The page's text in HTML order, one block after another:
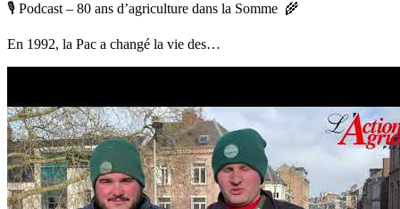
🎙️ Podcast – 80 ans d’agriculture dans la Somme 🌾
En 1992, la Pac a changé la vie des…